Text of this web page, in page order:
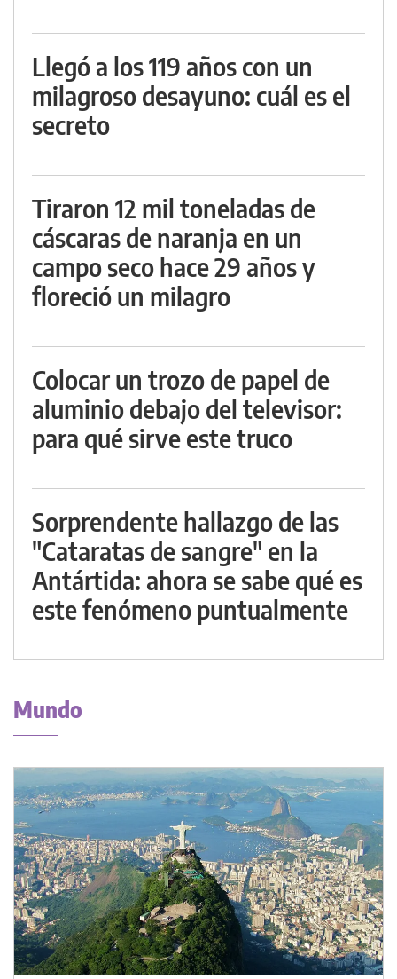
Llegó a los 119 años con un
milagroso desayuno: cuál es el
secreto
Tiraron 12 mil toneladas de
cáscaras de naranja en un
campo seco hace 29 años y
floreció un milagro
Colocar un trozo de papel de
aluminio debajo del televisor:
para qué sirve este truco
Sorprendente hallazgo de las
"Cataratas de sangre" en la
Antártida: ahora se sabe qué es
este fenómeno puntualmente
Mundo